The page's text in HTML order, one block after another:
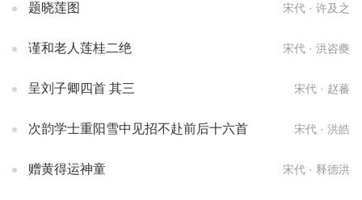
题晓莲图 宋代 · 许及之
谨和老人莲桂二绝 宋代 · 洪咨夔
呈刘子卿四首 其三 宋代 · 赵蕃
次韵学士重阳雪中见招不赴前后十六首 宋代 · 洪皓
赠黄得运神童 宋代 · 释德洪